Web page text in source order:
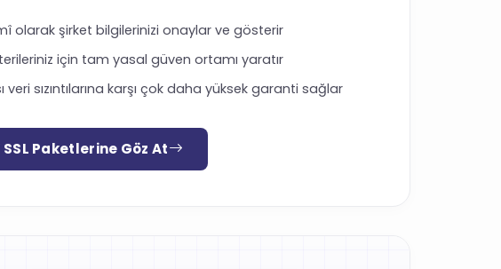
olarak şirket bilgilerinizi onaylar ve gösterir
için tam yasal güven ortamı yaratır
veri sızıntılarına karşı çok daha yüksek garanti sağlar
SSL Paketlerine Göz At